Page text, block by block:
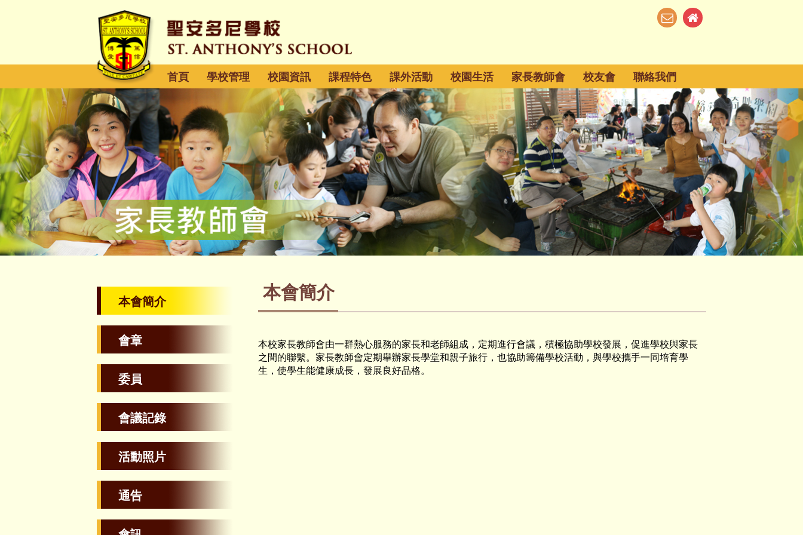
首頁 學校管理 校園資訊 課程特色 課外活動 校園生活 家長教師會 校友會 聯絡我們
本會簡介
會章
委員
會議記錄
活動照片
通告
本會簡介
本校家長教師會由一群熱心服務的家長和老師組成，定期進行會議，積極協助學校發展，促進學校與家長
之間的聯繫。家長教師會定期舉辦家長學堂和親子旅行，也協助籌備學校活動，與學校攜手一同培育學
生，使學生能健康成長，發展良好品格。